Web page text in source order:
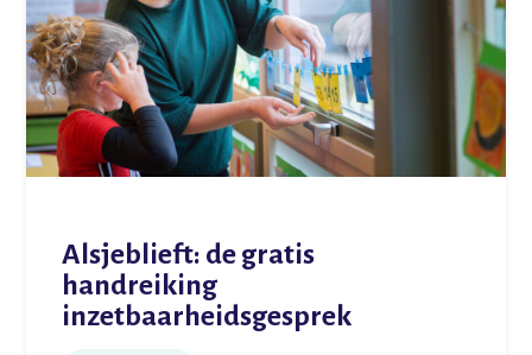
Alsjeblieft: de gratis
handreiking
inzetbaarheidsgesprek